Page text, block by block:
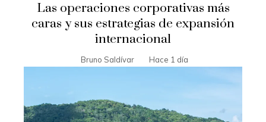
Las operaciones corporativas más
caras y sus estrategias de expansión
internacional
Bruno Saldívar Hace 1 día